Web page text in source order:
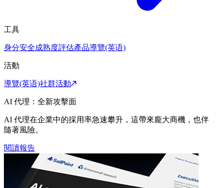
工具
身分安全成熟度評估產品導覽(英语)
活動
導覽(英语)社群活動
AI 代理：全新攻擊面
AI 代理在企業中的採用率急速攀升，這帶來龐大商機，也伴
隨著風險。
閱讀報告